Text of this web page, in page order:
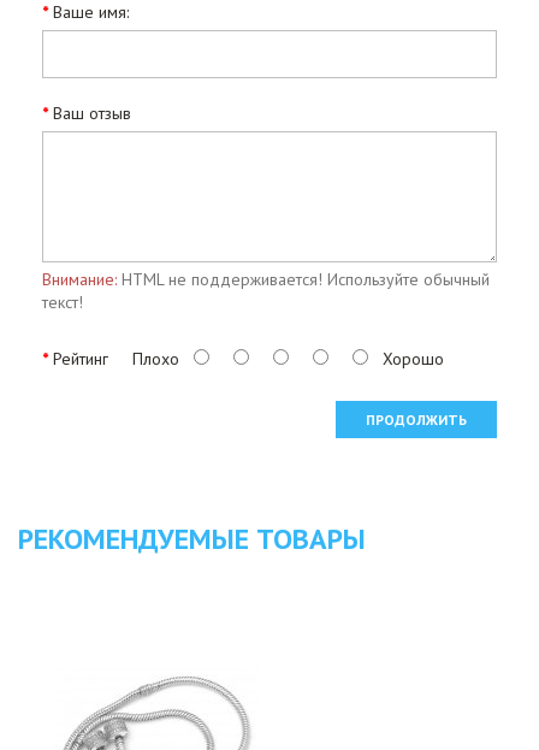
Ваше имя:
Ваш отзыв
Внимание: HTML не поддерживается! Используйте обычный
текст!
Рейтинг Плохо Хорошо
ПРОДОЛЖИТЬ
РЕКОМЕНДУЕМЫЕ ТОВАРЫ